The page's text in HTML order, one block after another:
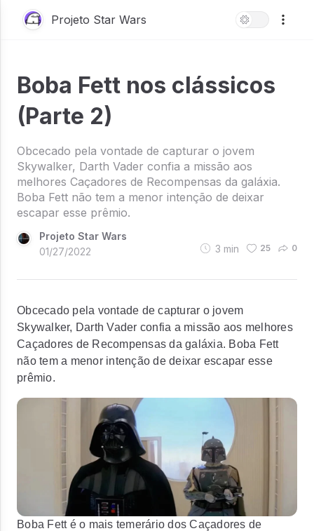
Projeto Star Wars
Boba Fett nos clássicos
(Parte 2)
Obcecado pela vontade de capturar o jovem
Skywalker, Darth Vader confia a missão aos
melhores Caçadores de Recompensas da galáxia.
Boba Fett não tem a menor intenção de deixar
escapar esse prêmio.
Projeto Star Wars
01/27/2022
3 min 25 0
Obcecado pela vontade de capturar o jovem
Skywalker, Darth Vader confia a missão aos melhores
Caçadores de Recompensas da galáxia. Boba Fett
não tem a menor intenção de deixar escapar esse
prêmio.
Boba Fett é o mais temerário dos Caçadores de